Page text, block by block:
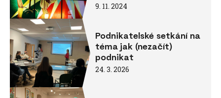
9. 11. 2024
Podnikatelské setkání na
téma jak (nezačít)
podnikat
24. 3. 2026